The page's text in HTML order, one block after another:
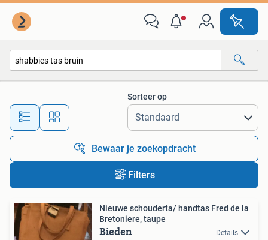
Alle afstanden…
Sorteer op
Bewaar je zoekopdracht
Filters
Nieuwe schouderta/ handtas Fred de la
Bretoniere, taupe
Bieden Details